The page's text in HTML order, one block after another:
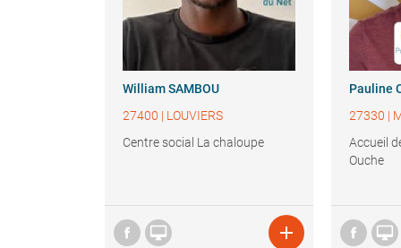
WilliamSAMBOU
27400 | LOUVIERS
Centre social La chaloupe
 
Pauline
27330 |
Accueil
Ouche
